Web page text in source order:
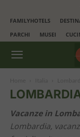
FAMILYHOTELS
PARCHI
MUSEI
Vacanze in
Lombardia,